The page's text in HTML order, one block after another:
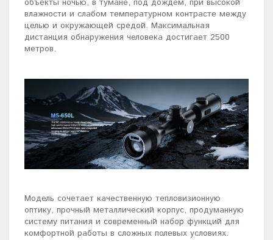
объекты ночью, в тумане, под дождем, при высокой
влажности и слабом температурном контрасте между
целью и окружающей средой. Максимальная
дистанция обнаружения человека достигает 2500
метров.
Модель сочетает качественную тепловизионную
оптику, прочный металлический корпус, продуманную
систему питания и современный набор функций для
комфортной работы в сложных полевых условиях.